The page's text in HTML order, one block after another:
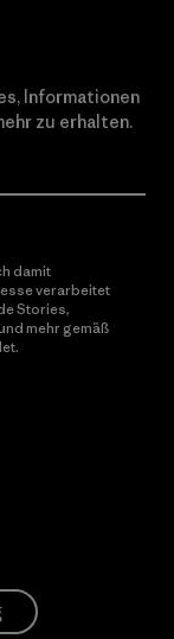
Informationen
zu erhalten.
damit
verarbeitet
Stories,
mehr gemäß